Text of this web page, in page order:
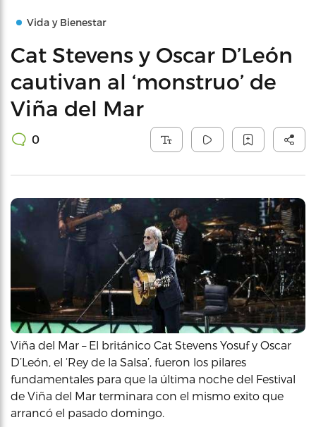
Vida y Bienestar
Cat Stevens y Oscar D’León
cautivan al ‘monstruo’ de
Viña del Mar
0
Viña del Mar – El británico Cat Stevens Yosuf y Oscar
D’León, el ‘Rey de la Salsa’, fueron los pilares
fundamentales para que la última noche del Festival
de Viña del Mar terminara con el mismo exito que
arrancó el pasado domingo.